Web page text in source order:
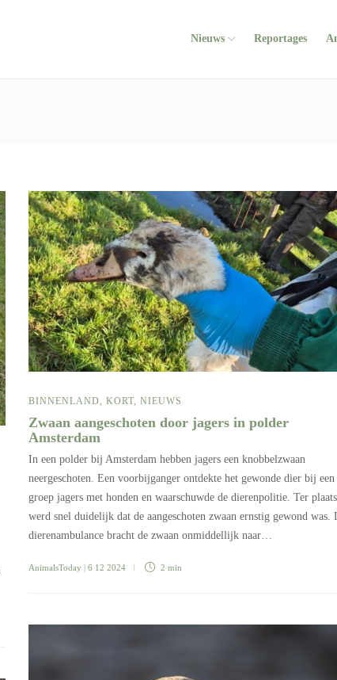
Nieuws Reportages
BINNENLAND KORT NIEUWS
Zwaan aangeschoten door jagers in polder
Amsterdam
In een polder bij Amsterdam hebben jagers een knobbelzwaan
neergeschoten. Een voorbijganger ontdekte het gewonde dier bij een
groep jagers met honden en waarschuwde de dierenpolitie. Ter
werd snel duidelijk dat de aangeschoten zwaan ernstig gewond was.
dierenambulance bracht de zwaan onmiddellijk naar…
AnimalsToday | 6 12 2024 2 min